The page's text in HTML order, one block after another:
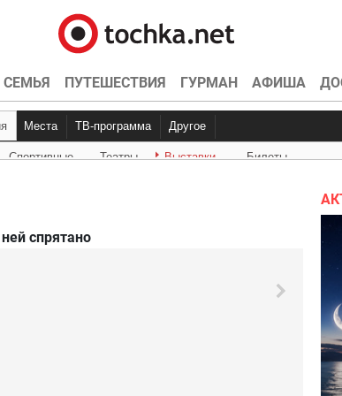
СЕМЬЯ ПУТЕШЕСТВИЯ ГУРМАН АФИША
Точка контроля Интервью Эксклюзив
Места ТВ-программа Другое
Конкурсы Видео
Спортивные Театры Выставки Билеты
спрятано